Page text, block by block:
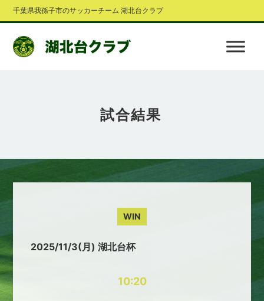
千葉県我孫子市のサッカーチーム 湖北台クラブ
試合結果
WIN
2025/11/3(月) 湖北台杯
10:20